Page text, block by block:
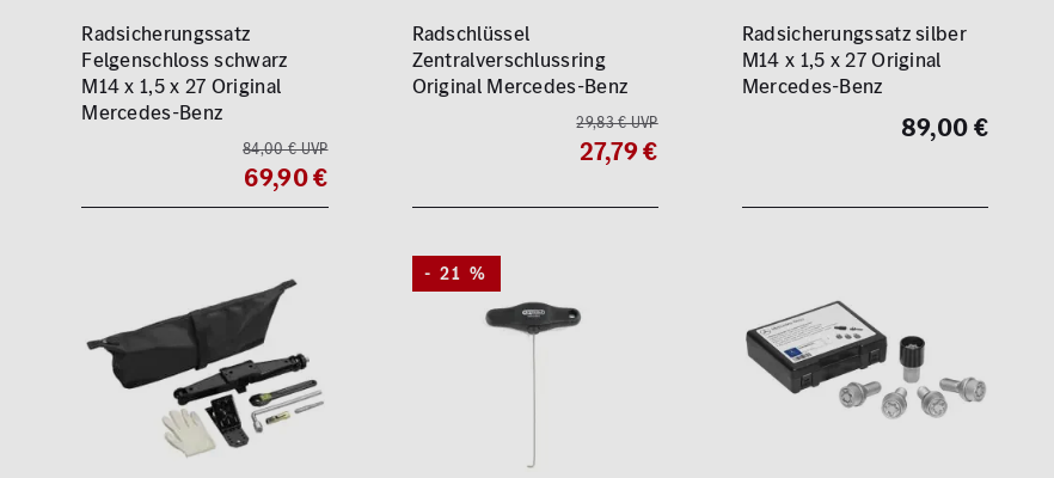
Radsicherungssatz
Felgenschloss schwarz
M14 x 1,5 x 27 Original
Mercedes-Benz
84,00 € UVP
69,90 €
Radschlüssel
Zentralverschlussring
Original Mercedes-Benz
29,83 € UVP
27,79 €
Radsicherungssatz silber
M14 x 1,5 x 27 Original
Mercedes-Benz
89,00 €
- 21 %